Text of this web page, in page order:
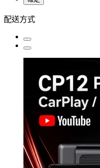
配送方式